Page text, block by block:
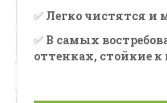
✅ Легко чистятся и
✅ В самых
оттенках, стойкие